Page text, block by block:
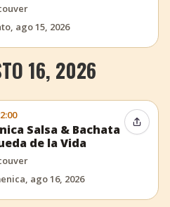
ago 15, 2026
16, 2026
Salsa & Bachata
de la Vida
ago 16, 2026